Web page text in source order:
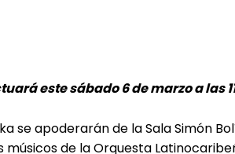
este sábado 6 de marzo a las
se apoderarán de la Sala Simón
músicos de la Orquesta